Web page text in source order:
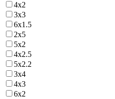
4х2
3х3
6х1.5
2х5
5х2
4х2.5
5х2.2
3х4
4х3
6х2